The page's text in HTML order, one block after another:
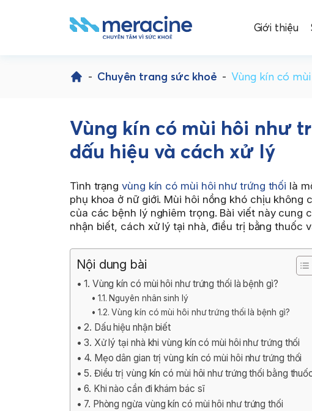
Giới thiệu
- Chuyên trang sức khoẻ - Vùng kín có
Vùng kín có mùi hôi như
dấu hiệu và cách xử lý
Tình trạngvùng kín có mùi hôi như trứng thối là
phụ khoa ở nữ giới. Mùi hôi nồng khó chịu không
của các bệnh lý nghiêm trọng. Bài viết này cung
nhận biết, cách xử lý tại nhà, điều trị bằng thuốc
Nội dung bài
1. Vùng kín có mùi hôi như trứng thối là bệnh gì?
1.1. Nguyên nhân sinh lý
1.2. Vùng kín có mùi hôi như trứng thối là bệnh gì?
2. Dấu hiệu nhận biết
3. Xử lý tại nhà khi vùng kín có mùi hôi như trứng thối
4. Mẹo dân gian trị vùng kín có mùi hôi như trứng thối
5. Điều trị vùng kín có mùi hôi như trứng thối bằng
6. Khi nào cần đi khám bác sĩ
7. Phòng ngừa vùng kín có mùi hôi như trứng thối